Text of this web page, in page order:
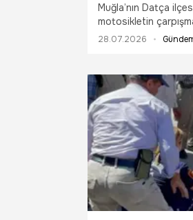
Muğla’nın Datça
motosikletin
trafik kazasında bir
28.07.2026